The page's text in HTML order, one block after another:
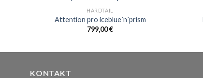
HARDTAIL
Attention pro iceblue´n´prism
799,00€
KONTAKT